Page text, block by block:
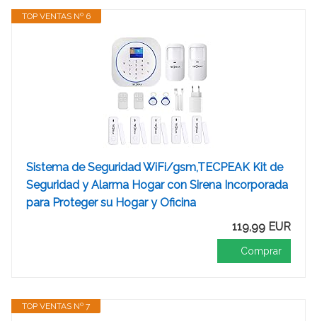
TOP VENTAS Nº 6
Sistema de Seguridad WiFi/gsm,TECPEAK Kit de
Seguridad y Alarma Hogar con Sirena Incorporada
para Proteger su Hogar y Oficina
119,99 EUR
Comprar
TOP VENTAS Nº 7